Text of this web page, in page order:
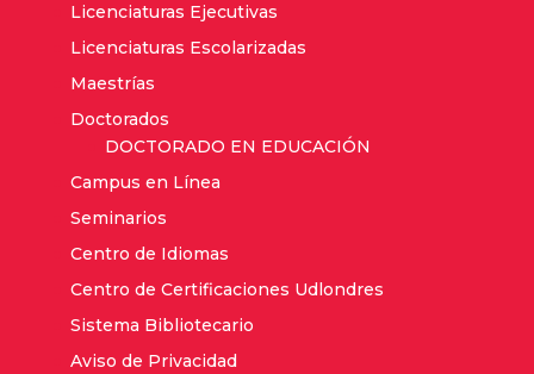
Licenciaturas Ejecutivas
Licenciaturas Escolarizadas
Maestrías
Doctorados
DOCTORADO EN EDUCACIÓN
Campus en Línea
Seminarios
Centro de Idiomas
Centro de Certificaciones Udlondres
Sistema Bibliotecario
Aviso de Privacidad